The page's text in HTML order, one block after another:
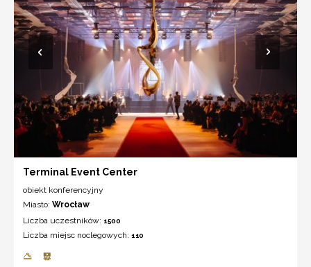
Terminal Event Center
obiekt konferencyjny
Miasto: Wrocław
Liczba uczestników: 1500
Liczba miejsc noclegowych: 110